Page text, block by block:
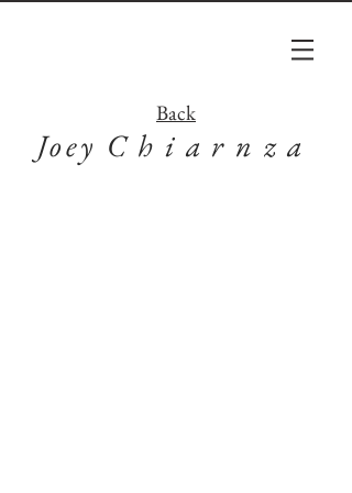
Back
Joey Chiarnza